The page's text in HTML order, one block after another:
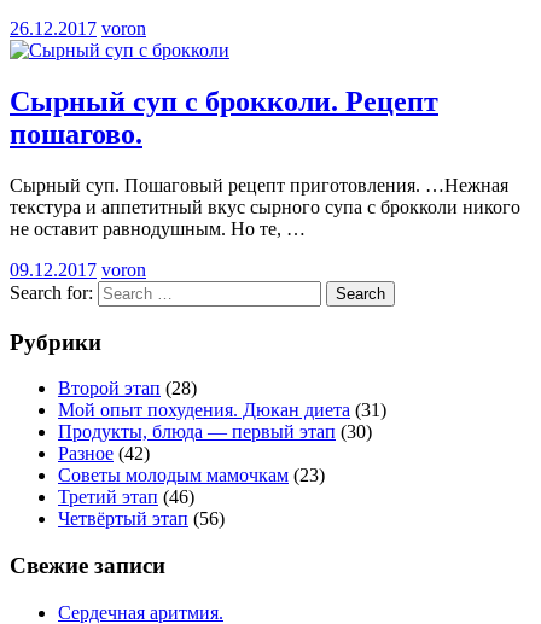
26.12.2017 voron
Сырный суп с брокколи. Рецепт
пошагово.
Сырный суп. Пошаговый рецепт приготовления. …Нежная
текстура и аппетитный вкус сырного супа с брокколи никого
не оставит равнодушным. Но те, …
09.12.2017 voron
Search for:
Search
Рубрики
Второй этап (28)
Мой опыт похудения. Дюкан диета (31)
Продукты, блюда — первый этап (30)
Разное (42)
Советы молодым мамочкам (23)
Третий этап (46)
Четвёртый этап (56)
Свежие записи
Сердечная аритмия.